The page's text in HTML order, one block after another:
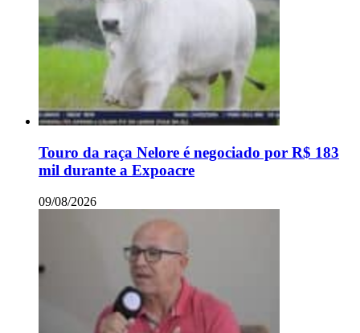
Touro da raça Nelore é negociado por R$ 183
mil durante a Expoacre
09/08/2026